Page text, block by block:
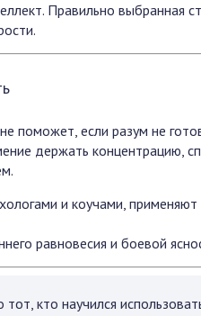
Правильно выбранная
поможет, если разум не
держать концентрацию,
и коучами,
равновесия и боевой
кто научился